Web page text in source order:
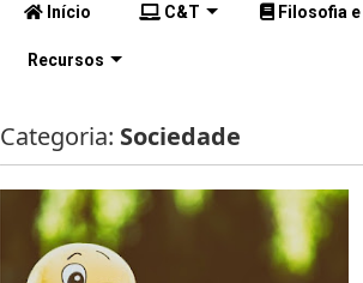
Início C&T Filosofia
Recursos
Categoria: Sociedade